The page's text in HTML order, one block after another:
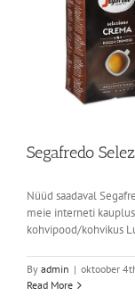
Segafredo
Nüüd saadaval
meie interneti
kohvipood/kohvikus
By admin | oktoober
Read More